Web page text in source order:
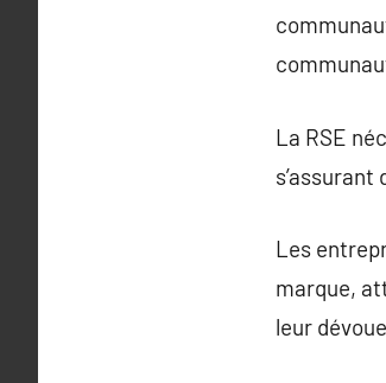
La RSE
Les
marque,
leur